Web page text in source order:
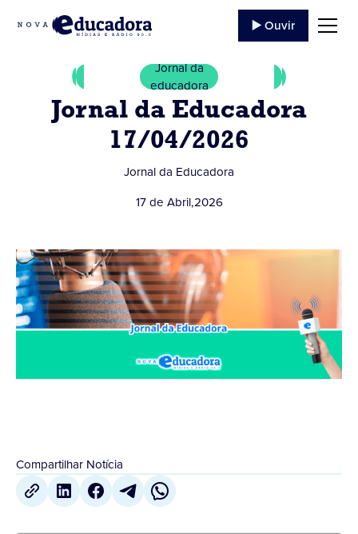
▶️ Ouvir
Jornal da
educadora
Jornal da Educadora
17/04/2026
Jornal da Educadora
17 de Abril,2026
Compartilhar Notícia